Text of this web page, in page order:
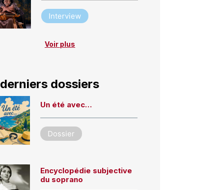
Interview
Voir plus
dossiers
Un été avec…
Dossier
Encyclopédie subjective
du soprano